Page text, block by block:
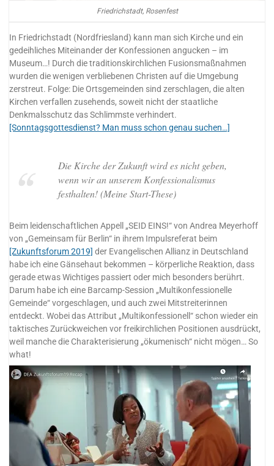
Friedrichstadt, Rosenfest
In Friedrichstadt (Nordfriesland) kann man sich Kirche und ein
gedeihliches Miteinander der Konfessionen angucken – im
Museum…! Durch die traditionskirchlichen Fusionsmaßnahmen
wurden die wenigen verbliebenen Christen auf die Umgebung
zerstreut. Folge: Die Ortsgemeinden sind zerschlagen, die alten
Kirchen verfallen zusehends, soweit nicht der staatliche
Denkmalsschutz das Schlimmste verhindert.
[Sonntagsgottesdienst? Man muss schon genau suchen…]
Die Kirche der Zukunft wird es nicht geben,
wenn wir an unserem Konfessionalismus
festhalten! (Meine Start-These)
Beim leidenschaftlichen Appell „SEID EINS!“ von Andrea Meyerhoff
von „Gemeinsam für Berlin“ in ihrem Impulsreferat beim
[Zukunftsforum 2019] der Evangelischen Allianz in Deutschland
habe ich eine Gänsehaut bekommen – körperliche Reaktion, dass
gerade etwas Wichtiges passiert oder mich besonders berührt.
Darum habe ich eine Barcamp-Session „Multikonfessionelle
Gemeinde“ vorgeschlagen, und auch zwei Mitstreiterinnen
entdeckt. Wobei das Attribut „Multikonfessionell“ schon wieder ein
taktisches Zurückweichen vor freikirchlichen Positionen ausdrückt,
weil manche die Charakterisierung „ökumenisch“ nicht mögen… So
what!